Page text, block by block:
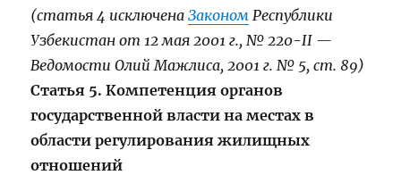
(статья 4 исключенаЗаконом Республики
Узбекистан от 12 мая 2001 г., № 220-II —
Ведомости Олий Мажлиса, 2001 г. № 5, ст. 89)
Статья 5. Компетенция органов
государственной власти на местах в
области регулирования жилищных
отношений